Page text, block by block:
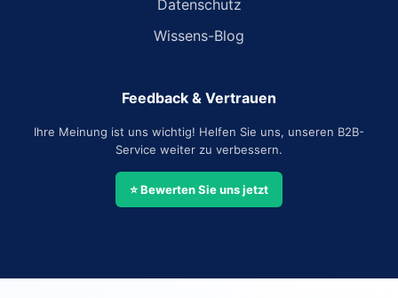
Datenschutz
Wissens-Blog
Feedback & Vertrauen
Ihre Meinung ist uns wichtig! Helfen Sie uns, unseren B2B-
Service weiter zu verbessern.
⭐ Bewerten Sie uns jetzt